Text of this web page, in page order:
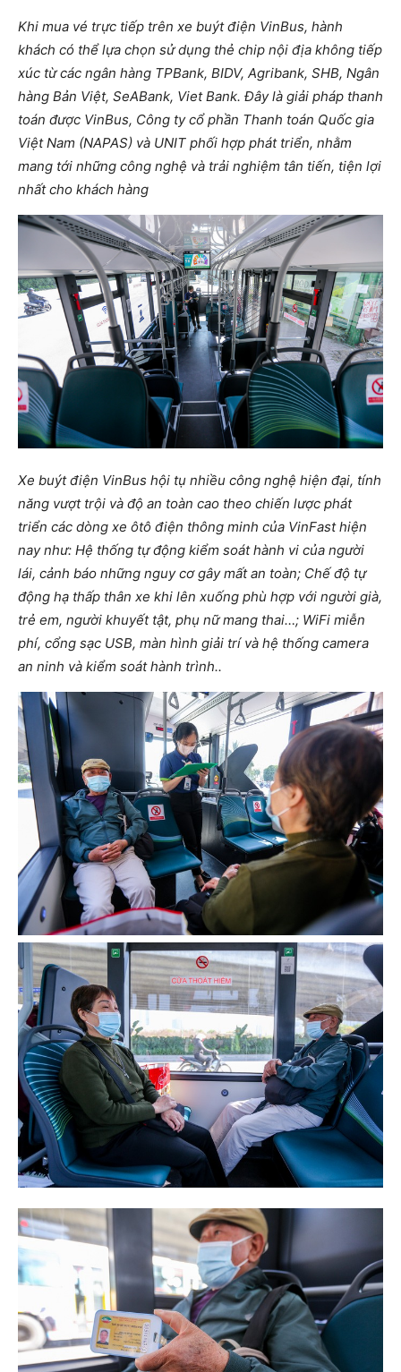
Khi mua vé trực tiếp trên xe buýt điện VinBus, hành
khách có thể lựa chọn sử dụng thẻ chip nội địa không tiếp
xúc từ các ngân hàng TPBank, BIDV, Agribank, SHB, Ngân
hàng Bản Việt, SeABank, Viet Bank. Đây là giải pháp thanh
toán được VinBus, Công ty cổ phần Thanh toán Quốc gia
Việt Nam (NAPAS) và UNIT phối hợp phát triển, nhằm
mang tới những công nghệ và trải nghiệm tân tiến, tiện lợi
nhất cho khách hàng
Xe buýt điện VinBus hội tụ nhiều công nghệ hiện đại, tính
năng vượt trội và độ an toàn cao theo chiến lược phát
triển các dòng xe ôtô điện thông minh của VinFast hiện
nay như: Hệ thống tự động kiểm soát hành vi của người
lái, cảnh báo những nguy cơ gây mất an toàn; Chế độ tự
động hạ thấp thân xe khi lên xuống phù hợp với người già,
trẻ em, người khuyết tật, phụ nữ mang thai…; WiFi miễn
phí, cổng sạc USB, màn hình giải trí và hệ thống camera
an ninh và kiểm soát hành trình..